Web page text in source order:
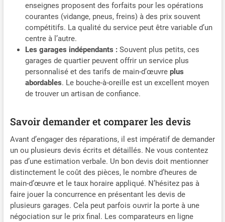
enseignes proposent des forfaits pour les opérations
courantes (vidange, pneus, freins) à des prix souvent
compétitifs. La qualité du service peut être variable d’un
centre à l’autre.
Les garages indépendants :Souvent plus petits, ces
garages de quartier peuvent offrir un service plus
personnalisé et des tarifs de main-d’œuvre plus
abordables. Le bouche-à-oreille est un excellent moyen
de trouver un artisan de confiance.
Savoir demander et comparer les devis
Avant d’engager des réparations, il est impératif de demander
un ou plusieurs devis écrits et détaillés. Ne vous contentez
pas d’une estimation verbale. Un bon devis doit mentionner
distinctement le coût des pièces, le nombre d’heures de
main-d’œuvre et le taux horaire appliqué. N’hésitez pas à
faire jouer la concurrence en présentant les devis de
plusieurs garages. Cela peut parfois ouvrir la porte à une
négociation sur le prix final. Les comparateurs en ligne